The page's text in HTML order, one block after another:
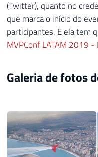
(Twitter), quanto no
que marca o início do
participantes. E ela tem
MVPConf LATAM 2019 -
Galeria de fotos